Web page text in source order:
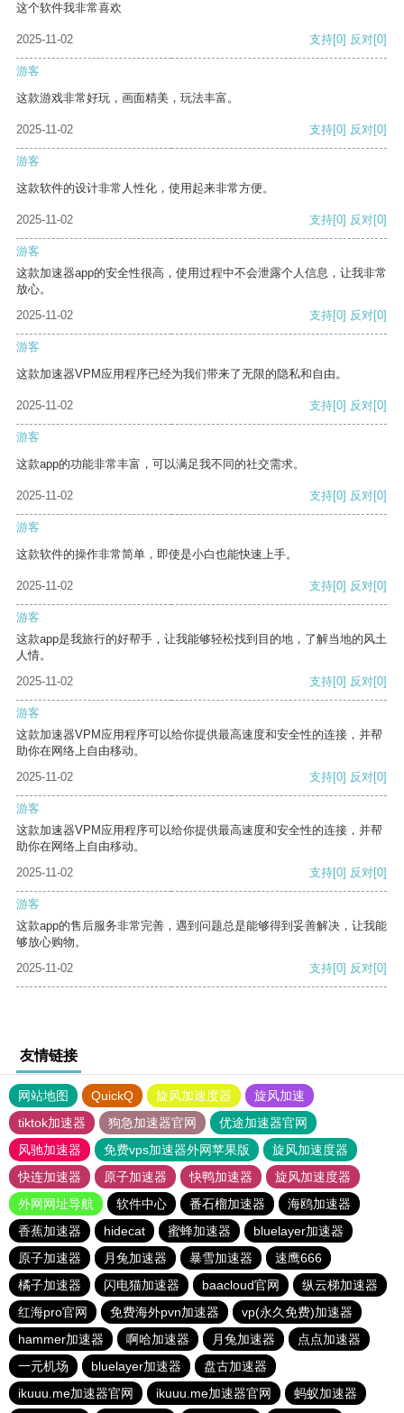
这个软件我非常喜欢
2025-11-02 支持[0] 反对[0]
游客
这款游戏非常好玩，画面精美，玩法丰富。
2025-11-02 支持[0] 反对[0]
游客
这款软件的设计非常人性化，使用起来非常方便。
2025-11-02 支持[0] 反对[0]
游客
这款加速器app的安全性很高，使用过程中不会泄露个人信息，让我非常
放心。
2025-11-02
支持[0] 反对[0]
游客
这款加速器VPM应用程序已经为我们带来了无限的隐私和自由。
2025-11-02 支持[0] 反对[0]
游客
这款app的功能非常丰富，可以满足我不同的社交需求。
2025-11-02 支持[0] 反对[0]
游客
这款软件的操作非常简单，即使是小白也能快速上手。
2025-11-02 支持[0] 反对[0]
游客
这款app是我旅行的好帮手，让我能够轻松找到目的地，了解当地的风土
人情。
2025-11-02
支持[0] 反对[0]
游客
这款加速器VPM应用程序可以给你提供最高速度和安全性的连接，并帮
助你在网络上自由移动。
2025-11-02
支持[0] 反对[0]
游客
这款加速器VPM应用程序可以给你提供最高速度和安全性的连接，并帮
助你在网络上自由移动。
2025-11-02
支持[0] 反对[0]
游客
这款app的售后服务非常完善，遇到问题总是能够得到妥善解决，让我能
够放心购物。
2025-11-02
支持[0] 反对[0]
友情链接
网站地图 QuickQ 旋风加速度器
旋风加速
tiktok加速器
狗急加速器官网
优途加速器官网
风驰加速器
免费vps加速器外网苹果版
旋风加速度器
快连加速器
原子加速器 快鸭加速器
旋风加速度器
外网网址导航
软件中心 番石榴加速器
海鸥加速器
香蕉加速器
hidecat 蜜蜂加速器
bluelayer加速器
原子加速器
月兔加速器 暴雪加速器
速鹰666
橘子加速器
闪电猫加速器 baacloud官网
纵云梯加速器
红海pro官网
免费海外pvn加速器
vp(永久免费)加速器
hammer加速器
啊哈加速器 月兔加速器
点点加速器
一元机场
bluelayer加速器
盘古加速器
ikuuu.me加速器官网
ikuuu.me加速器官网 蚂蚁加速器